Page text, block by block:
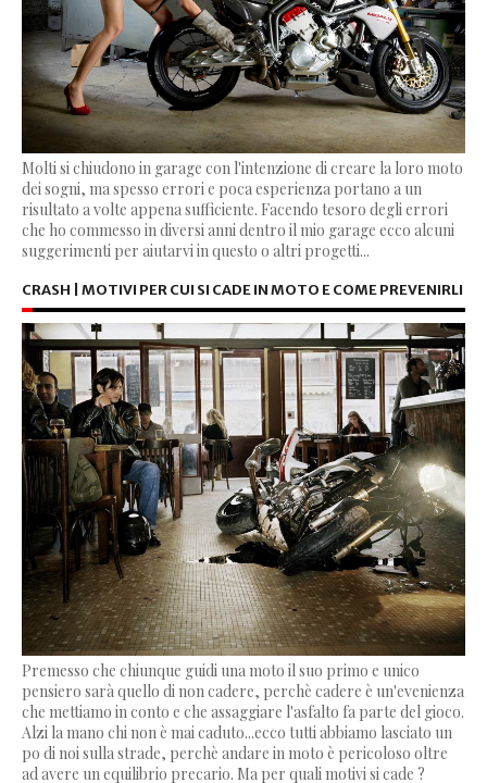
Molti si chiudono in garage con l'intenzione di creare la loro moto
dei sogni, ma spesso errori e poca esperienza portano a un
risultato a volte appena sufficiente. Facendo tesoro degli errori
che ho commesso in diversi anni dentro il mio garage ecco alcuni
suggerimenti per aiutarvi in questo o altri progetti...
CRASH | MOTIVI PER CUI SI CADE IN MOTO E COME PREVENIRLI
Premesso che chiunque guidi una moto il suo primo e unico
pensiero sarà quello di non cadere, perchè cadere è un'evenienza
che mettiamo in conto e che assaggiare l'asfalto fa parte del gioco.
Alzi la mano chi non è mai caduto...ecco tutti abbiamo lasciato un
po di noi sulla strade, perchè andare in moto è pericoloso oltre
ad avere un equilibrio precario. Ma per quali motivi si cade ?